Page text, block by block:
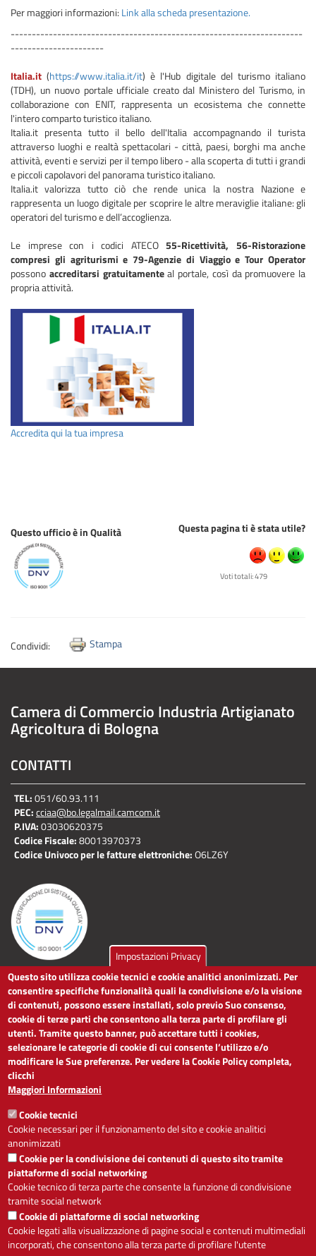
Per maggiori informazioni: Link alla scheda presentazione.
---------------------------------------------------------------------
----------------------
Italia.it (https://www.italia.it/it) è l'Hub digitale del turismo italiano
(TDH), un nuovo portale ufficiale creato dal Ministero del Turismo, in
collaborazione con ENIT, rappresenta un ecosistema che connette
l'intero comparto turistico italiano.
Italia.it presenta tutto il bello dell'Italia accompagnando il turista
attraverso luoghi e realtà spettacolari - città, paesi, borghi ma anche
attività, eventi e servizi per il tempo libero - alla scoperta di tutti i grandi
e piccoli capolavori del panorama turistico italiano.
Italia.it valorizza tutto ciò che rende unica la nostra Nazione e
rappresenta un luogo digitale per scoprire le altre meraviglie italiane: gli
operatori del turismo e dell’accoglienza.
Le imprese con i codici ATECO55-Ricettività, 56-Ristorazione
compresi gli agriturismi e 79-Agenzie di Viaggio e Tour Operator
possono accreditarsi gratuitamenteal portale, così da promuovere la
propria attività.
Accredita qui la tua impresa
Questa pagina ti è stata utile?
Voti totali: 479
Questo ufficio è in Qualità
Condividi: Stampa
Camera di Commercio Industria Artigianato
Agricoltura di Bologna
CONTATTI
TEL:051/60.93.111
PEC:cciaa@bo.legalmail.camcom.it
P.IVA:03030620375
Codice Fiscale:80013970373
Codice Univoco per le fatture elettroniche:O6LZ6Y
LINK UTILI
Dichiarazione di accessibilità
Obiettivi di accessibilità
Segnalaci problemi di accessibilità
Note legali
Privacy
Accesso riservato
ACCESSIBILITÀ
- A +
Alto contrasto
Impostazioni Privacy
Questo sito utilizza cookie tecnici e cookie analitici anonimizzati. Per
consentire specifiche funzionalità quali la condivisione e/o la visione
di contenuti, possono essere installati, solo previo Suo consenso,
cookie di terze parti che consentono alla terza parte di profilare gli
utenti. Tramite questo banner, può accettare tutti i cookies,
selezionare le categorie di cookie di cui consente l’utilizzo e/o
modificare le Sue preferenze. Per vedere la Cookie Policy completa,
clicchi
Maggiori Informazioni
Cookie tecnici
Cookie necessari per il funzionamento del sito e cookie analitici
anonimizzati
Cookie per la condivisione dei contenuti di questo sito tramite
piattaforme di social networking
Cookie tecnico di terza parte che consente la funzione di condivisione
tramite social network
Cookie di piattaforme di social networking
Cookie legati alla visualizzazione di pagine social e contenuti multimediali
incorporati, che consentono alla terza parte di profilare l'utente